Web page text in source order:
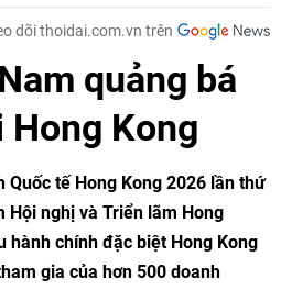
dõi thoidai.com.vn trên
quảng bá
Kong
Quốc tế Hong Kong 2026 lần thứ
Hội nghị và Triển lãm Hong
hành chính đặc biệt Hong Kong
gia của hơn 500 doanh